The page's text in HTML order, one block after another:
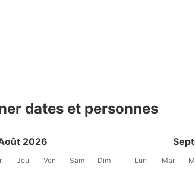
dates et personnes
2026
Jeu Ven Sam Dim Lun Mar